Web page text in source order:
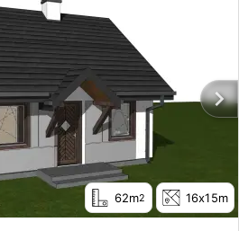
62m2 16x15m